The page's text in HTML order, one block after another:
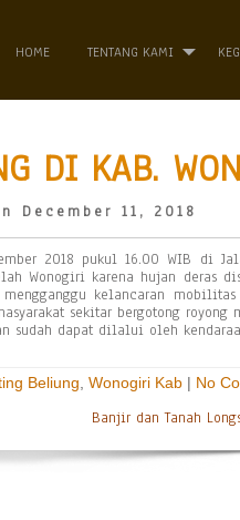
HOME TENTANG KAMI
DI KAB.
December 11, 2018
2018 pukul 16.00 WIB di
Wonogiri karena hujan deras
kelancaran
sekitar bergotong royong
sudah dapat dilalui oleh
Beliung Wonogiri Kab | No
Banjir dan Tanah